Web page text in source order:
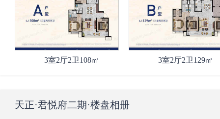
3室2厅2卫108㎡ 3室2厅2卫129㎡
天正·君悦府二期 ·楼盘相册